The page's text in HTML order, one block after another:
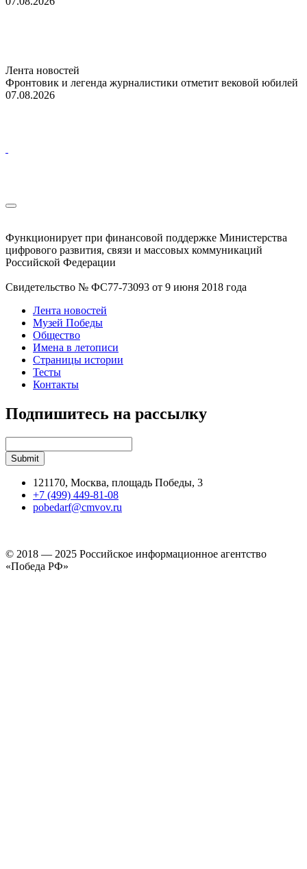
Лента новостей
Фронтовик и легенда журналистики отметит вековой юбилей
07.08.2026
Функционирует при финансовой поддержке Министерства
цифрового развития, связи и массовых коммуникаций
Российской Федерации
Свидетельство № ФС77-73093 от 9 июня 2018 года
Лента новостей
Музей Победы
Общество
Имена в летописи
Страницы истории
Тесты
Контакты
Подпишитесь на рассылку
121170, Москва, площадь Победы, 3
+7 (499) 449-81-08
pobedarf@cmvov.ru
© 2018 — 2025 Российское информационное агентство
«Победа РФ»